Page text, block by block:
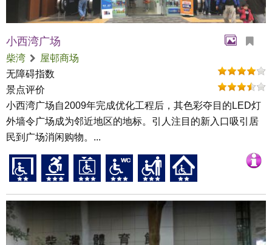
小西湾广场
柴湾
屋邨商场
无障碍指数
景点评价
小西湾广场自2009年完成优化工程后，其色彩夺目的LED灯
外墙令广场成为邻近地区的地标。引人注目的新入口吸引居
民到广场消闲购物。...